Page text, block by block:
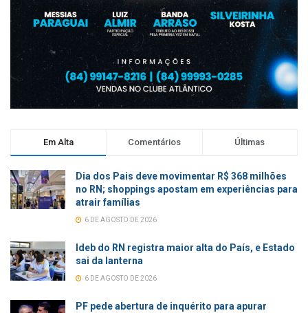
Em Alta Comentários Últimas
Dia dos Pais deve movimentar R$ 368 milhões
no RN; shoppings apostam em experiências para
atrair famílias
6 DE AGOSTO DE 2026
Ideb do RN registra maior alta do País, e Estado
sai da lanterna
6 DE AGOSTO DE 2026
PF pede abertura de inquérito para apurar